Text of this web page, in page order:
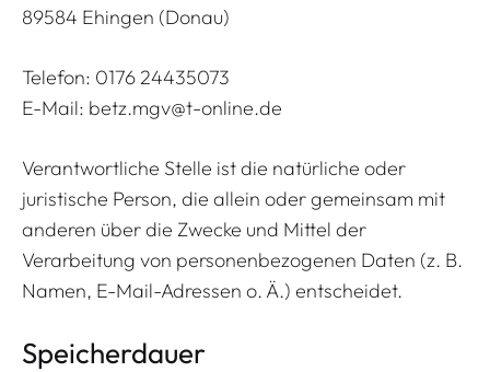
89584 Ehingen (Donau)
Telefon: 0176 24435073
E-Mail: betz.mgv@t-online.de
Verantwortliche Stelle ist die natürliche oder
juristische Person, die allein oder gemeinsam mit
anderen über die Zwecke und Mittel der
Verarbeitung von personenbezogenen Daten (z. B.
Namen, E-Mail-Adressen o. Ä.) entscheidet.
Speicherdauer